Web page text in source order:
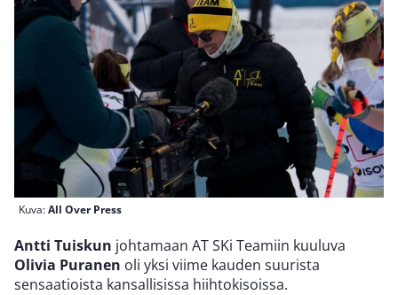
Kuva:All Over Press
Antti Tuiskun johtamaan AT SKi Teamiin kuuluva
Olivia Puranen oli yksi viime kauden suurista
sensaatioista kansallisissa hiihtokisoissa.